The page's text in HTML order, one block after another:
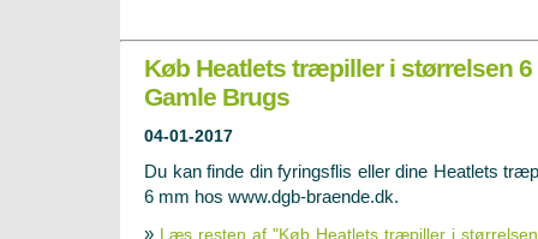
Køb Heatlets træpiller i størrelsen
Gamle Brugs
04-01-2017
Du kan finde din fyringsflis eller dine Heatlets
6 mm hos www.dgb-braende.dk.
» Læs resten af "Køb Heatlets træpiller i